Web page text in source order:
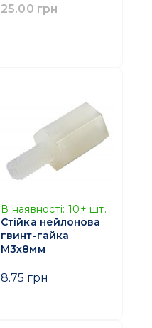
25.00 грн
В наявності: 10+ шт.
Стійка нейлонова
гвинт-гайка
M3х8мм
8.75 грн